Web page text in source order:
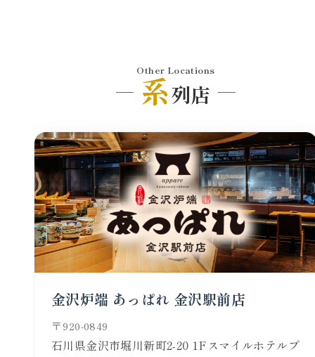
Other Locations
系列店
金沢炉端 あっぱれ 金沢駅前店
920-0849
石川県金沢市堀川新町2-20 1Fスマイルホテルプ